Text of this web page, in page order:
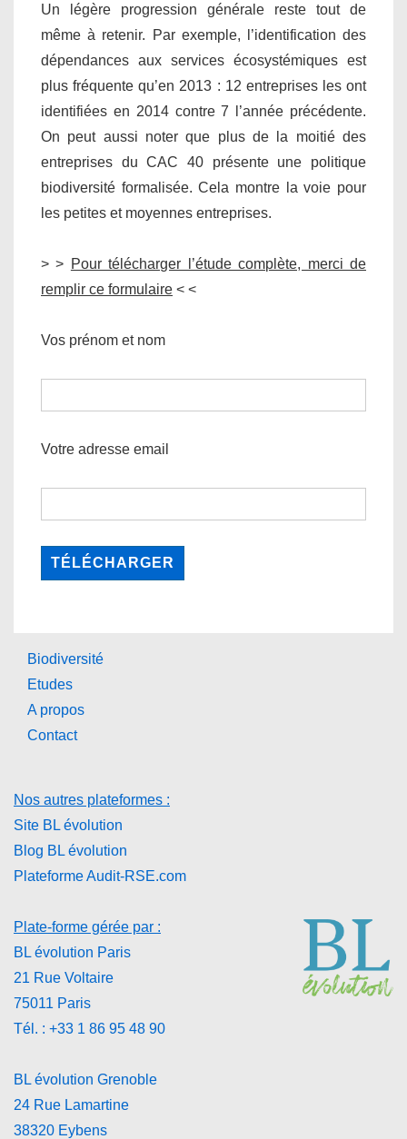
Un légère progression générale reste tout de
même à retenir. Par exemple, l’identification des
dépendances aux services écosystémiques est
plus fréquente qu’en 2013 : 12 entreprises les ont
identifiées en 2014 contre 7 l’année précédente.
On peut aussi noter que plus de la moitié des
entreprises du CAC 40 présente une politique
biodiversité formalisée. Cela montre la voie pour
les petites et moyennes entreprises.
> > Pour télécharger l’étude complète, merci de
remplir ce formulaire < <
Vos prénom et nom
Votre adresse email
Biodiversité
Etudes
A propos
Contact
Nos autres plateformes :
Site BL évolution
Blog BL évolution
Plateforme Audit-RSE.com
Plate-forme gérée par :
BL évolution Paris
21 Rue Voltaire
75011 Paris
Tél. : +33 1 86 95 48 90
BL évolution Grenoble
24 Rue Lamartine
38320 Eybens